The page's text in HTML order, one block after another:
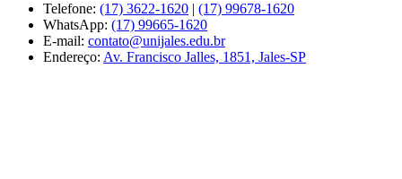
Telefone: (17) 3622-1620 | (17) 99678-1620
WhatsApp: (17) 99665-1620
E-mail: contato@unijales.edu.br
Endereço: Av. Francisco Jalles, 1851, Jales-SP